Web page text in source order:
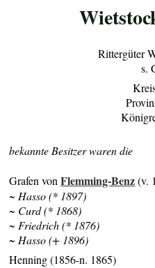
Rittergüter
s.
bekannte Besitzer waren die
Grafen vonFlemming-Benz(v.
~ Hasso (* 1897)
~ Curd (* 1868)
~ Friedrich (* 1876)
~ Hasso (+ 1896)
Henning (1856-n. 1865)